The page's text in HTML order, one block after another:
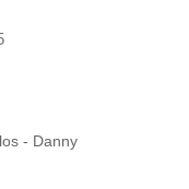
- Danny